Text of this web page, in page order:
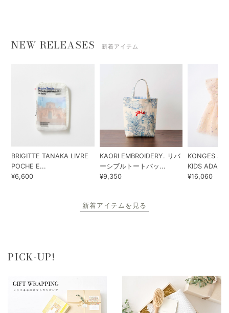
NEW RELEASES 新着アイテム
BRIGITTE TANAKA LIVRE
POCHE E...
¥6,600
KAORI EMBROIDERY. リバ
ーシブルトートバッ...
¥9,350
KONGES
KIDS ADA...
¥16,060
新着アイテムを見る
PICK-UP!